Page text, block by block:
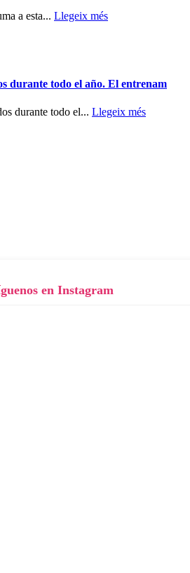
a esta... Llegeix més
durante todo el año. El entrenam
durante todo el... Llegeix més
en Instagram